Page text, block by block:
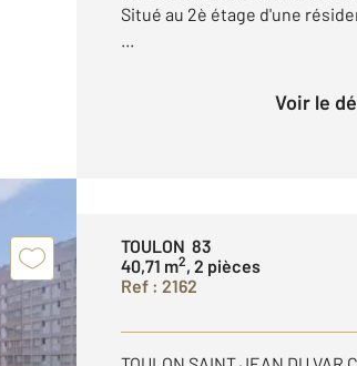
Situé au 2è étage d'une
...
Voir le
TOULON 83
40,71 m2, 2 pièces
Ref : 2162